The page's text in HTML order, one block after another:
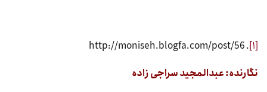
[۱] . http://moniseh.blogfa.com/post/56
نگارنده: عبدالمجید سراجی زاده